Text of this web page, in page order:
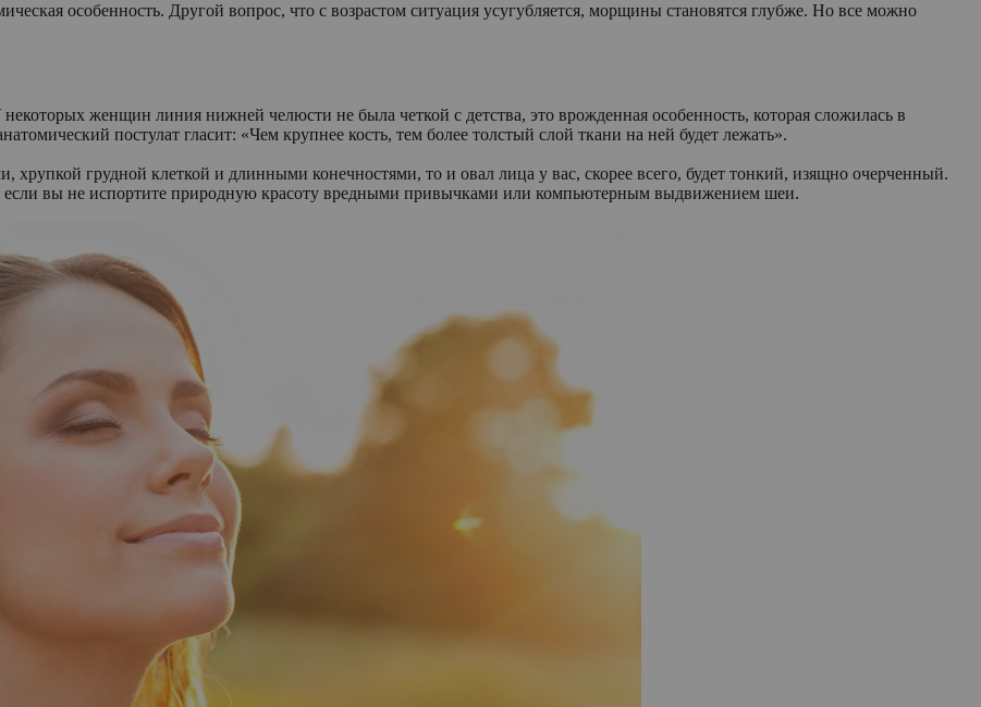
особенность. Другой вопрос, что с возрастом ситуация усугубляется, морщины становятся глубже. Но все можно
женщин линия нижней челюсти не была четкой с детства, это врожденная особенность, которая сложилась в
постулат гласит: «Чем крупнее кость, тем более толстый слой ткани на ней будет лежать».
хрупкой грудной клеткой и длинными конечностями, то и овал лица у вас, скорее всего, будет тонкий, изящно очерченный.
если вы не испортите природную красоту вредными привычками или компьютерным выдвижением шеи.